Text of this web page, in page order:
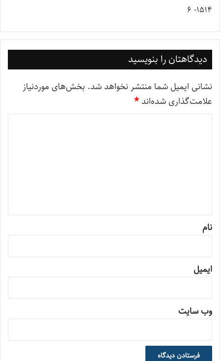
1514- 6
دیدگاهتان را بنویسید
نشانی ایمیل شما منتشر نخواهد شد. بخش‌های موردنیاز
علامت‌گذاری شده‌اند *
نام
ایمیل
وب‌ سایت